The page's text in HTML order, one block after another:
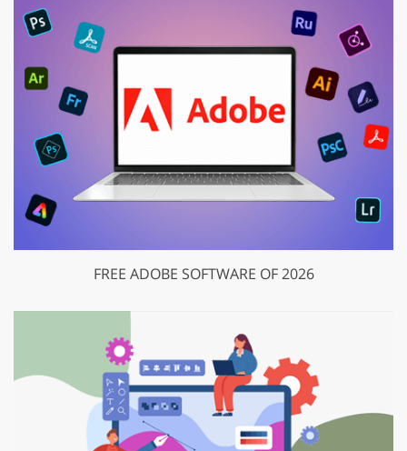
FREE ADOBE SOFTWARE OF 2026